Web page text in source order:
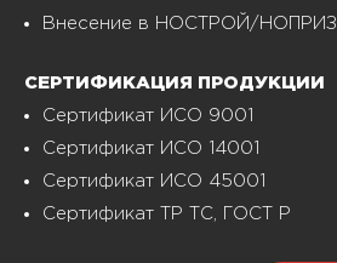
Внесение в НОСТРОЙ/НОПРИЗ
СЕРТИФИКАЦИЯ ПРОДУКЦИИ
Сертификат ИСО 9001
Сертификат ИСО 14001
Сертификат ИСО 45001
Сертификат ТР ТС, ГОСТ Р